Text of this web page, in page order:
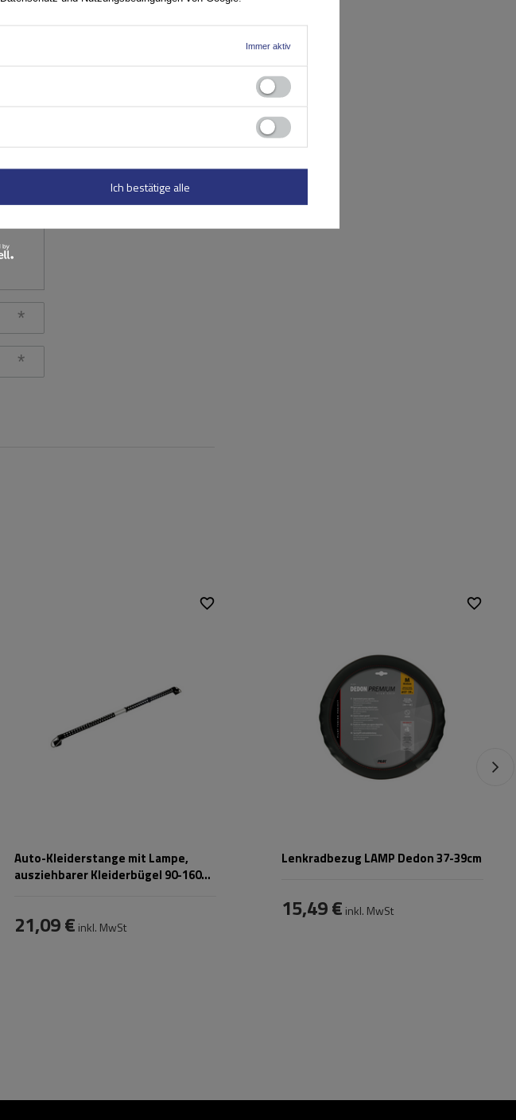
Auto-Kleiderstange mit Lampe,
ausziehbarer Kleiderbügel 90-160
21,09 € inkl. MwSt
Lenkradbezug LAMP Dedon 37-39cm
15,49 € inkl. MwSt
Immer aktiv
Ich bestätige alle